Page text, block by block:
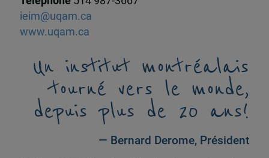
ieim@uqam.ca
www.uqam.ca
Un institut montréalais
tourné vers le monde,
depuis plus de 20 ans!
— Bernard Derome, Président